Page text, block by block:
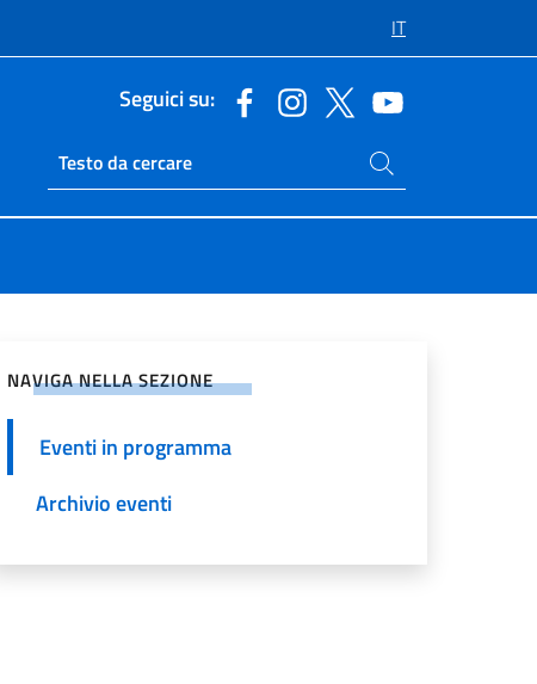
IT
Seguici su:
Ricerca sito live
Cerca nel sito
NAVIGA NELLA SEZIONE
Eventi in programma
Archivio eventi